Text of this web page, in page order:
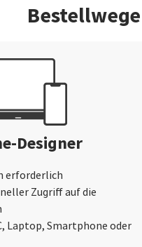
Designer
erforderlich
Zugriff auf die
Laptop, Smartphone oder